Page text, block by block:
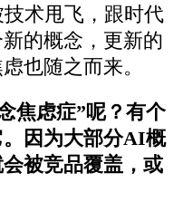
术甩飞，跟时代
的概念，更新的
也随之而来。
焦虑症”呢？有个
因为大部分AI概
被竞品覆盖，或